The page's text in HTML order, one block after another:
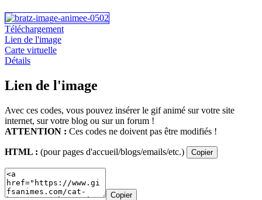
Téléchargement
Lien de l'image
Carte virtuelle
Détails
Lien de l'image
Avec ces codes, vous pouvez insérer le gif animé sur votre site
internet, sur votre blog ou sur un forum !
ATTENTION : Ces codes ne doivent pas être modifiés !
HTML : (pour pages d'accueil/blogs/emails/etc.) Copier
Copier